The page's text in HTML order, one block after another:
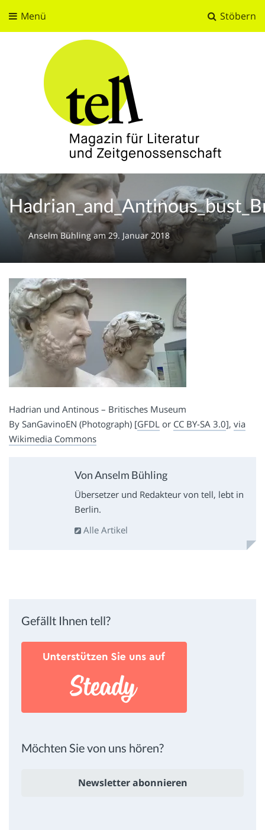
Stöbern
Menü
tell
Magazin für Literatur und Zeitgenossenschaft
Anselm Bühlingam 29. Januar 2018
Hadrian und Antinous – Britisches Museum
By SanGavinoEN (Photograph) [GFDL or CC BY-SA 3.0], via
Wikimedia Commons
Von Anselm Bühling
Übersetzer und Redakteur von tell, lebt in
Berlin.
Alle Artikel
Gefällt Ihnen tell?
Möchten Sie von uns hören?
Newsletter abonnieren